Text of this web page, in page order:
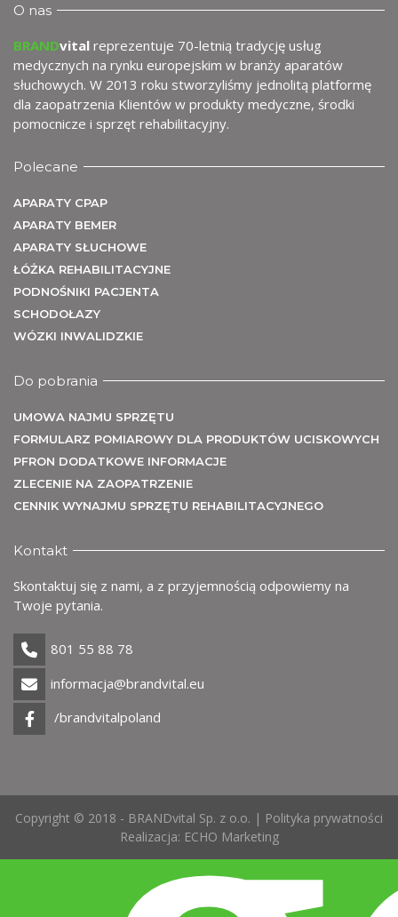
O nas
BRANDvital reprezentuje 70-letnią tradycję usług
medycznych na rynku europejskim w branży aparatów
słuchowych. W 2013 roku stworzyliśmy jednolitą platformę
dla zaopatrzenia Klientów w produkty medyczne, środki
pomocnicze i sprzęt rehabilitacyjny.
Polecane
APARATY CPAP
APARATY BEMER
APARATY SŁUCHOWE
ŁÓŻKA REHABILITACYJNE
PODNOŚNIKI PACJENTA
SCHODOŁAZY
WÓZKI INWALIDZKIE
Do pobrania
UMOWA NAJMU SPRZĘTU
FORMULARZ POMIAROWY DLA PRODUKTÓW UCISKOWYCH
PFRON DODATKOWE INFORMACJE
ZLECENIE NA ZAOPATRZENIE
CENNIK WYNAJMU SPRZĘTU REHABILITACYJNEGO
Kontakt
Skontaktuj się z nami, a z przyjemnością odpowiemy na
Twoje pytania.
801 55 88 78
informacja@brandvital.eu
/brandvitalpoland
Copyright © 2018 - BRANDvital Sp. z o.o. | Polityka prywatności
Realizacja: ECHO Marketing